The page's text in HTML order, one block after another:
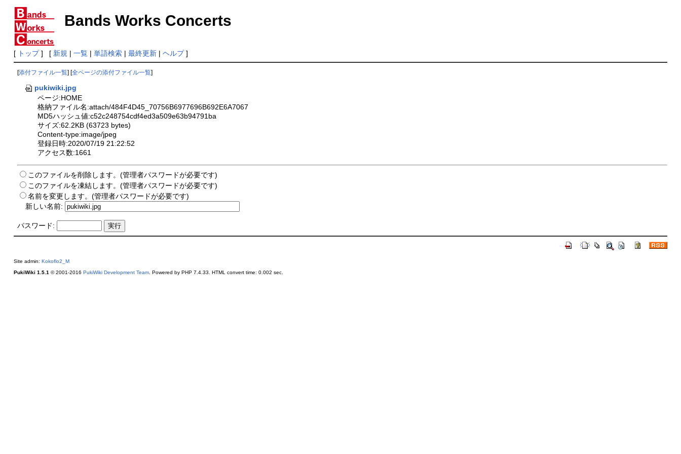
Bands Works Concerts
[ トップ] [ 新規 | 一覧| 単語検索| 最終更新| ヘルプ]
[添付ファイル一覧] [全ページの添付ファイル一覧]
pukiwiki.jpg
ページ:HOME
格納ファイル名:attach/484F4D45_70756B6977696B692E6A7067
MD5ハッシュ値:c52c248754cdf4ed3a509e63b94791ba
サイズ:62.2KB (63723 bytes)
Content-type:image/jpeg
登録日時:2020/07/19 21:22:52
アクセス数:1661
このファイルを削除します。(管理者パスワードが必要です)
このファイルを凍結します。(管理者パスワードが必要です)
名前を変更します。(管理者パスワードが必要です)
新しい名前:
パスワード:
Site admin: Kokoflo2_M
PukiWiki 1.5.1© 2001-2016 PukiWiki Development Team. Powered by PHP 7.4.33. HTML convert time: 0.002 sec.